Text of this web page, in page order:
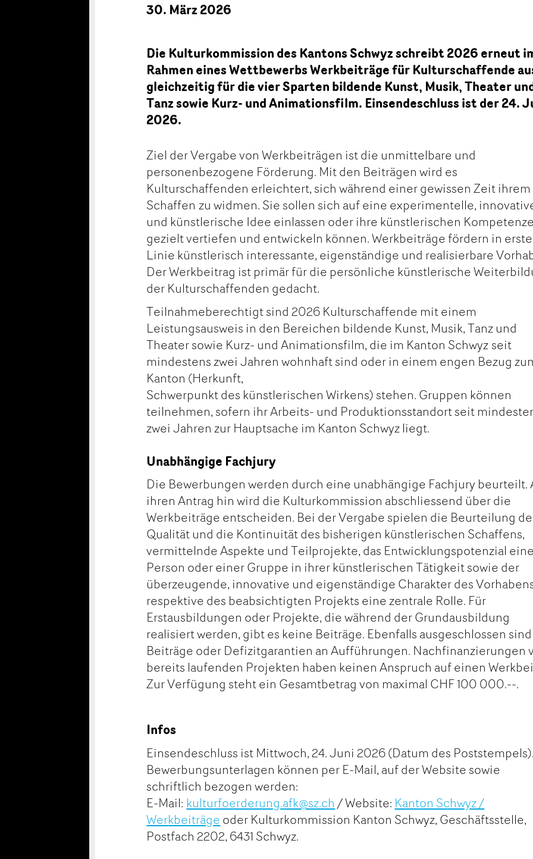
30. März 2026
Die Kulturkommission des Kantons Schwyz schreibt 2026 erneut
Rahmen eines Wettbewerbs Werkbeiträge für Kulturschaffende
gleichzeitig für die vier Sparten bildende Kunst, Musik, Theater
Tanz sowie Kurz- und Animationsfilm. Einsendeschluss ist der 24.
2026.
Ziel der Vergabe von Werkbeiträgen ist die unmittelbare und
personenbezogene Förderung. Mit den Beiträgen wird es
Kulturschaffenden erleichtert, sich während einer gewissen Zeit ihrem
Schaffen zu widmen. Sie sollen sich auf eine experimentelle,
und künstlerische Idee einlassen oder ihre künstlerischen
gezielt vertiefen und entwickeln können. Werkbeiträge fördern in
Linie künstlerisch interessante, eigenständige und realisierbare
Der Werkbeitrag ist primär für die persönliche künstlerische
der Kulturschaffenden gedacht.
Teilnahmeberechtigt sind 2026 Kulturschaffende mit einem
Leistungsausweis in den Bereichen bildende Kunst, Musik, Tanz und
Theater sowie Kurz- und Animationsfilm, die im Kanton Schwyz seit
mindestens zwei Jahren wohnhaft sind oder in einem engen Bezug
Kanton (Herkunft,
Schwerpunkt des künstlerischen Wirkens) stehen. Gruppen können
teilnehmen, sofern ihr Arbeits- und Produktionsstandort seit
zwei Jahren zur Hauptsache im Kanton Schwyz liegt.
Unabhängige Fachjury
Die Bewerbungen werden durch eine unabhängige Fachjury beurteilt.
ihren Antrag hin wird die Kulturkommission abschliessend über die
Werkbeiträge entscheiden. Bei der Vergabe spielen die Beurteilung
Qualität und die Kontinuität des bisherigen künstlerischen Schaffens,
vermittelnde Aspekte und Teilprojekte, das Entwicklungspotenzial
Person oder einer Gruppe in ihrer künstlerischen Tätigkeit sowie der
überzeugende, innovative und eigenständige Charakter des
respektive des beabsichtigten Projekts eine zentrale Rolle. Für
Erstausbildungen oder Projekte, die während der Grundausbildung
realisiert werden, gibt es keine Beiträge. Ebenfalls ausgeschlossen sind
Beiträge oder Defizitgarantien an Aufführungen. Nachfinanzierungen
bereits laufenden Projekten haben keinen Anspruch auf einen
Zur Verfügung steht ein Gesamtbetrag von maximal CHF 100 000.--.
Infos
Einsendeschluss ist Mittwoch, 24. Juni 2026 (Datum des
Bewerbungsunterlagen können per E-Mail, auf der Website sowie
schriftlich bezogen werden:
E-Mail: kulturfoerderung.afk@sz.ch / Website: Kanton Schwyz /
Werkbeiträge oder Kulturkommission Kanton Schwyz, Geschäftsstelle,
Postfach 2202, 6431 Schwyz.